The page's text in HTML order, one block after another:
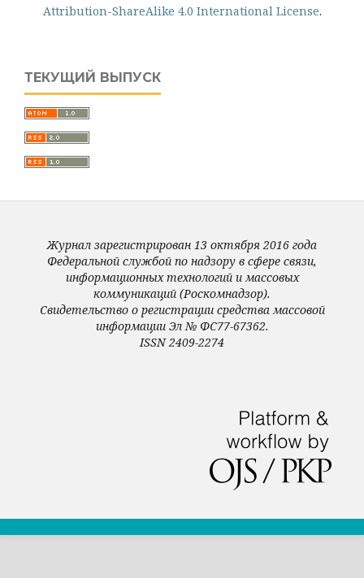
Attribution-ShareAlike 4.0 International License.
ТЕКУЩИЙ ВЫПУСК
Журнал зарегистрирован 13 октября 2016 года
Федеральной службой по надзору в сфере связи,
информационных технологий и массовых
коммуникаций (Роскомнадзор).
Свидетельство о регистрации средства массовой
информации Эл № ФС77-67362.
ISSN 2409-2274